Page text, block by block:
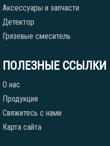
Аксессуары и запчасти
Детектор
Грязевые смеситель
ПОЛЕЗНЫЕ ССЫЛКИ
О нас
Продукция
Свяжитесь с нами
Карта сайта